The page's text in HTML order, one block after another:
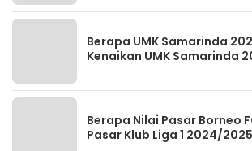
Berapa UMK Samarinda
Kenaikan UMK Samarinda
Berapa Nilai Pasar Borneo
Pasar Klub Liga 1 2024/2025